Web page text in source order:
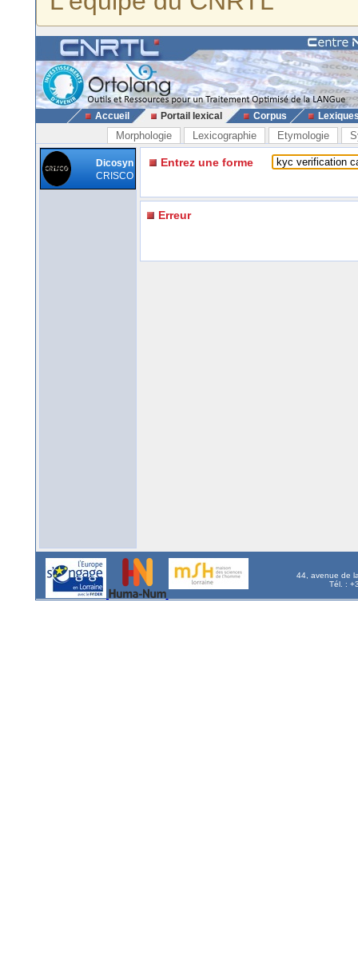
Accueil Portail lexical Corpus
Morphologie Lexicographie Etymologie
Dicosyn
CRISCO
Entrez une forme
Erreur
44, avenue de
Tél. :